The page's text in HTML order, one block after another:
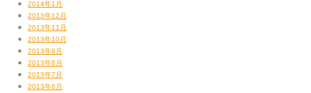
2014年1月
2013年12月
2013年11月
2013年10月
2013年9月
2013年8月
2013年7月
2013年6月